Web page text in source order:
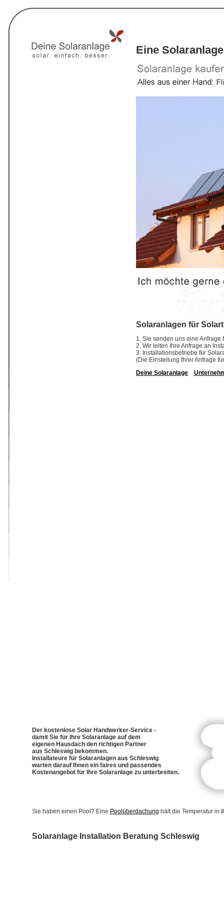
Eine
Solaranlagen für
1. Sie senden uns eine
2. Wir leiten Ihre Anfrage an
3. Installationsbetriebe für
(Die Einstellung Ihrer Anfrage
Deine Solaranlage
Der kostenlose Solar Handwerker-Service -
damit Sie für Ihre Solaranlage auf dem
eigenen Hausdach den richtigen Partner
aus Schleswig bekommen.
Installateure für Solaranlagen aus Schleswig
warten darauf Ihnen ein faires und passendes
Kostenangebot für Ihre Solaranlage zu unterbreiten.
Sie haben einen Pool? Eine Poolüberdachung hält die Temperatur in
Solaranlage Installation Beratung Schleswig